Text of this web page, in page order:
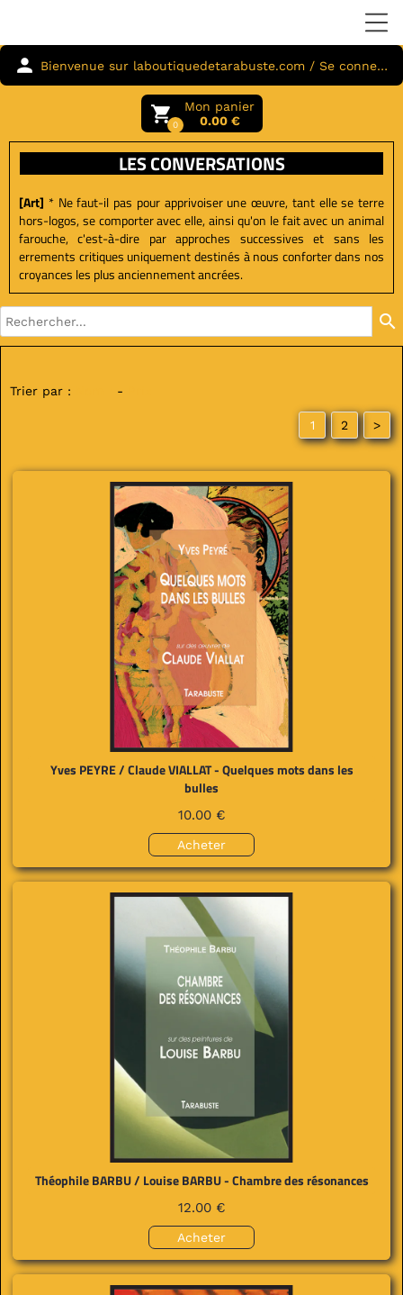
person Bienvenue sur laboutiquedetarabuste.com / Se connecter
local_grocery_store0
Mon panier
0.00 €
LES CONVERSATIONS
[Art] * Ne faut-il pas pour apprivoiser une œuvre, tant elle se terre
hors-logos, se comporter avec elle, ainsi qu'on le fait avec un animal
farouche, c'est-à-dire par approches successives et sans les
errements critiques uniquement destinés à nous conforter dans nos
croyances les plus anciennement ancrées.
search
Trier par : -
1 2 >
Yves PEYRE / Claude VIALLAT - Quelques mots dans les
bulles
10.00 €
Acheter
Théophile BARBU / Louise BARBU - Chambre des résonances
12.00 €
Acheter